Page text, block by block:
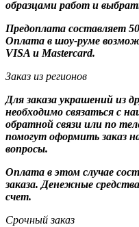
образцами работ и
Предоплата составляет
Оплата в шоу-руме
VISA и Mastercard.
Заказ из регионов
Для заказа украшений из
необходимо связаться с
обратной связи или по
помогут оформить заказ
вопросы.
Оплата в этом случае
заказа. Денежные
счет.
Срочный заказ